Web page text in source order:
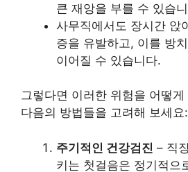
큰 재앙을 부를 수 있습
사무직에서도 장시간 앉
증을 유발하고, 이를 방
이어질 수 있습니다.
그렇다면 이러한 위험을 어떻
다음의 방법들을 고려해 보세요:
주기적인 건강검진 – 직
키는 첫걸음은 정기적으